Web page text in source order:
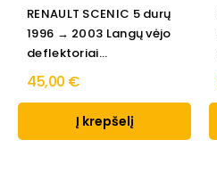
RENAULT SCENIC 5 durų
1996 → 2003 Langų vėjo
deflektoriai...
45,00 €
Į krepšelį